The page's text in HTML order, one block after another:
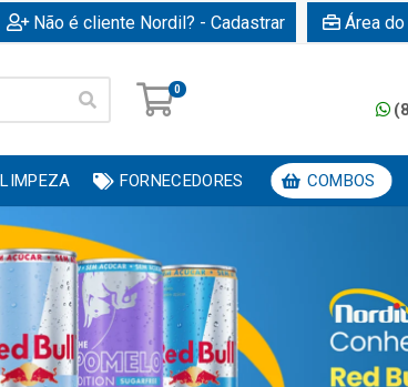
Não é cliente Nordil? - Cadastrar Área
0
LIMPEZA FORNECEDORES COMBOS